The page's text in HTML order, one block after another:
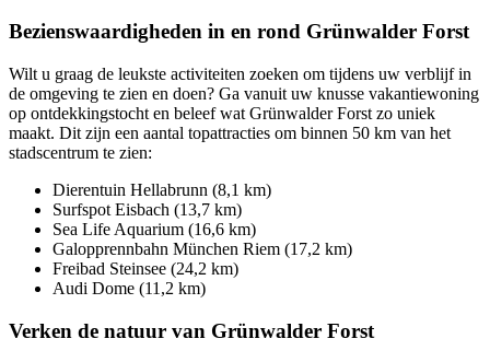
Bezienswaardigheden in en rond Grünwalder Forst
Wilt u graag de leukste activiteiten zoeken om tijdens uw verblijf in
de omgeving te zien en doen? Ga vanuit uw knusse vakantiewoning
op ontdekkingstocht en beleef wat Grünwalder Forst zo uniek
maakt. Dit zijn een aantal topattracties om binnen 50 km van het
stadscentrum te zien:
Dierentuin Hellabrunn (8,1 km)
Surfspot Eisbach (13,7 km)
Sea Life Aquarium (16,6 km)
Galopprennbahn München Riem (17,2 km)
Freibad Steinsee (24,2 km)
Audi Dome (11,2 km)
Verken de natuur van Grünwalder Forst